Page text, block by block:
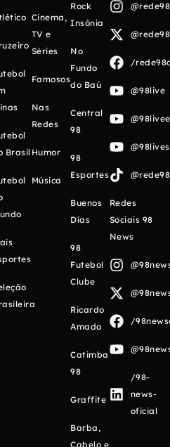
Brasil
Cinema,
TV e
Séries
Famosos
Nas
Redes
Humor
Música
Rock
Insônia
No
Fundo
do Baú
Central
98
98
Esportes
Buenos
Días
98
Futebol
Clube
Ricardo
Amado
Catimba
98
Graffite
Barba,
Cabelo e
/
@98live
Redes
Sociais 98
News
/
/98-
news-
oficial